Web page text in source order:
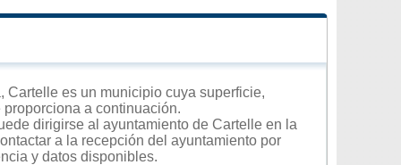
es un municipio cuya superficie,
a continuación.
dirigirse al ayuntamiento de Cartelle en la
a la recepción del ayuntamiento por
y datos disponibles.